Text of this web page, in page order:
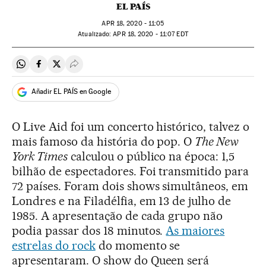
EL PAÍS
APR18, 2020 - 11:05
atualizado: APR18, 2020 - 11:07EDT
Compartir en Whatsapp
Compartir en Facebook
Compartir en Twitter
Desplegar Redes Sociales
Añadir EL PAÍS en Google
O Live Aid foi um concerto histórico, talvez o
mais famoso da história do pop. O The New
York Timescalculou o público na época: 1,5
bilhão de espectadores. Foi transmitido para
72 países. Foram dois shows simultâneos, em
Londres e na Filadélfia, em 13 de julho de
1985. A apresentação de cada grupo não
podia passar dos 18 minutos. As maiores
estrelas do rockdo momento se
apresentaram. O show do Queen será